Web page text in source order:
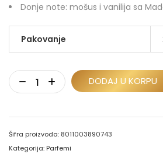
Donje note: mošus i vanilija sa
Pakovanje
DODAJ U KORPU
Šifra proizvoda: 8011003890743
Kategorija: Parfemi